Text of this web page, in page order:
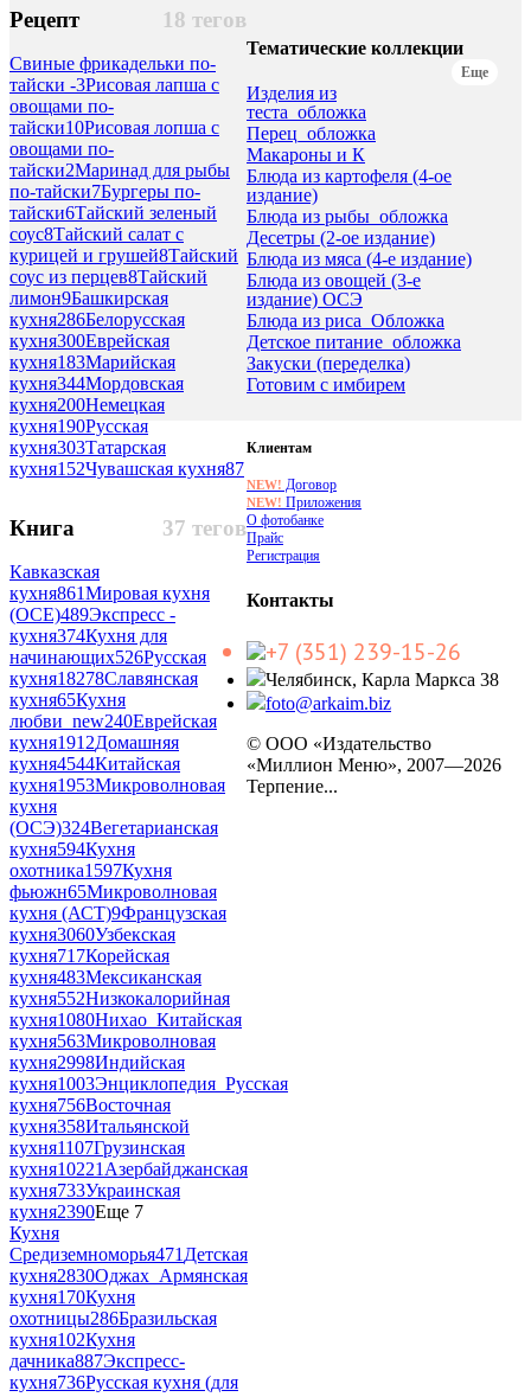
18 тегов
Рецепт
Свиные фрикадельки по-
тайски -3Рисовая лапша с
овощами по-
тайски10Рисовая лопша с
овощами по-
тайски2Маринад для рыбы
по-тайски7Бургеры по-
тайски6Тайский зеленый
соус8Тайский салат с
курицей и грушей8Тайский
соус из перцев8Тайский
лимон9Башкирская
кухня286Белорусская
кухня300Еврейская
кухня183Марийская
кухня344Мордовская
кухня200Немецкая
кухня190Русская
кухня303Татарская
кухня152Чувашская кухня87
37 тегов
Книга
Кавказская
кухня861Мировая кухня
(ОСЕ)489Экспресс -
кухня374Кухня для
начинающих526Русская
кухня18278Славянская
кухня65Кухня
любви_new240Еврейская
кухня1912Домашняя
кухня4544Китайская
кухня1953Микроволновая
кухня
(ОСЭ)324Вегетарианская
кухня594Кухня
охотника1597Кухня
фьюжн65Микроволновая
кухня (АСТ)9Французская
кухня3060Узбекская
кухня717Корейская
кухня483Мексиканская
кухня552Низкокалорийная
кухня1080Нихао_Китайская
кухня563Микроволновая
кухня2998Индийская
кухня1003Энциклопедия_Русская
кухня756Восточная
кухня358Итальянской
кухня1107Грузинская
кухня10221 Азербайджанская
кухня733Украинская
кухня2390Еще 7
Кухня
Средиземноморья471 Детская
кухня2830Оджах_Армянская
кухня170Кухня
охотницы286Бразильская
кухня102Кухня
дачника887Экспресс-
кухня736Русская кухня (для
Тематические коллекции
Еще
Изделия из
теста_обложка
Перец_обложка
Макароны и К
Блюда из картофеля (4-ое
издание)
Блюда из рыбы_обложка
Десетры (2-ое издание)
Блюда из мяса (4-е издание)
Блюда из овощей (3-е
издание) ОСЭ
Блюда из риса_Обложка
Детское питание_обложка
Закуски (переделка)
Готовим с имбирем
Клиентам
NEW! Договор
NEW! Приложения
О фотобанке
Прайс
Регистрация
Контакты
+7 (351) 239-15-26
Челябинск, Карла Маркса 38
foto@arkaim.biz
© ООО «Издательство
«Миллион Меню», 2007—2026
Терпение...